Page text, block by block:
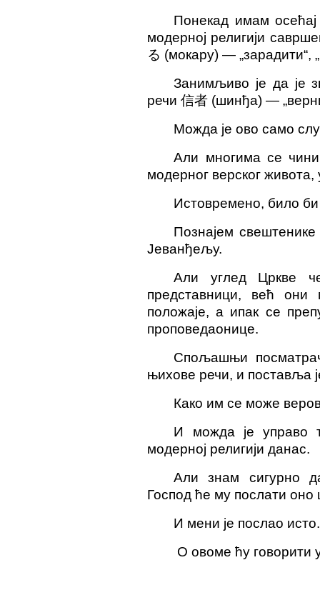
Понекад имам
модерној религији
る (мокару) — „зарадити“,
Занимљиво је да је
речи 信者(шинђа) —
Можда је ово само
Али многима се чини
модерног верског
Истовремено, било
Познајем
Јеванђељу.
Али углед Цркве
представници, већ они
положаје, а ипак се
проповедаонице.
Спољашњи
њихове речи, и поставља
Како им се може
И можда је управо
модерној религији данас.
Али знам сигурно
Господ ће му послати оно
И мени је послао исто.
О овоме ћу говорити